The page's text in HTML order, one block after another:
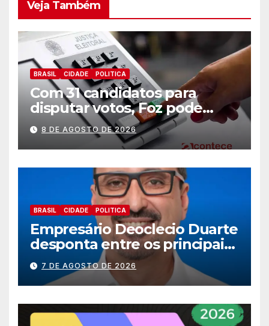
Veja Também
BRASIL CIDADE POLITICA
Com 31 candidatos para
disputar votos, Foz pode
perder representatividade
8 DE AGOSTO DE 2026
BRASIL CIDADE POLITICA
Empresário Deoclecio Duarte
desponta entre os principais
nomes do União Brasil para
deputado estadual
7 DE AGOSTO DE 2026